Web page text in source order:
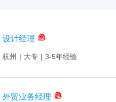
设计经理
杭州 | 大专 | 3-5年经验
外贸业务经理